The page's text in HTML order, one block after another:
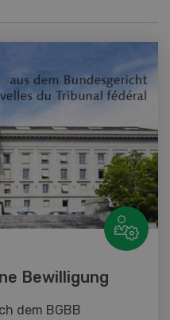
Bewilligung
dem BGBB